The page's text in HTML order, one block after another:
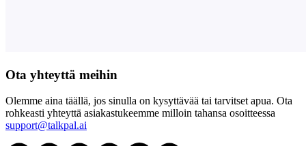
Ota yhteyttä meihin
Olemme aina täällä, jos sinulla on kysyttävää tai tarvitset apua. Ota
rohkeasti yhteyttä asiakastukeemme milloin tahansa osoitteessa
support@talkpal.ai